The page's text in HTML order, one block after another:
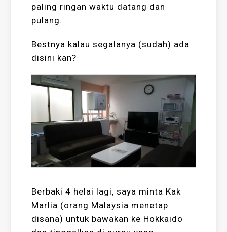
paling ringan waktu datang dan
pulang.
Bestnya kalau segalanya (sudah) ada
disini kan?
Berbaki 4 helai lagi, saya minta Kak
Marlia (orang Malaysia menetap
disana) untuk bawakan ke Hokkaido